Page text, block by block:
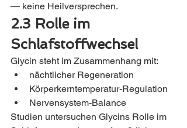
— keine Heilversprechen.
2.3 Rolle im
Schlafstoffwechsel
Glycin steht im Zusammenhang mit:
nächtlicher Regeneration
Körperkerntemperatur-Regulation
Nervensystem-Balance
Studien untersuchen Glycins Rolle im